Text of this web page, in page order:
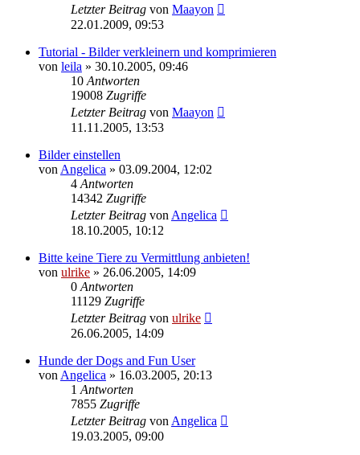
Letzter Beitrag von Maayon
22.01.2009, 09:53
Tutorial - Bilder verkleinern und komprimieren
von leila » 30.10.2005, 09:46
10 Antworten
19008 Zugriffe
Letzter Beitrag von Maayon
11.11.2005, 13:53
Bilder einstellen
von Angelica » 03.09.2004, 12:02
4 Antworten
14342 Zugriffe
Letzter Beitrag von Angelica
18.10.2005, 10:12
Bitte keine Tiere zu Vermittlung anbieten!
von ulrike » 26.06.2005, 14:09
0 Antworten
11129 Zugriffe
Letzter Beitrag von ulrike
26.06.2005, 14:09
Hunde der Dogs and Fun User
von Angelica » 16.03.2005, 20:13
1 Antworten
7855 Zugriffe
Letzter Beitrag von Angelica
19.03.2005, 09:00